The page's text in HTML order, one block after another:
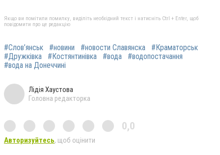
Якщо ви помітили помилку, виділіть необхідний текст і натисніть Ctrl + Enter, щоб
повідомити про це редакцію
#Слов’янськ #новини #новости Славянска
#Краматорськ
#Дружківка
#Костянтинівка #вода
#водопостачання
#вода на Донеччині
Лідія Хаустова
Головна редакторка
0,0
Авторизуйтесь, щоб оцінити